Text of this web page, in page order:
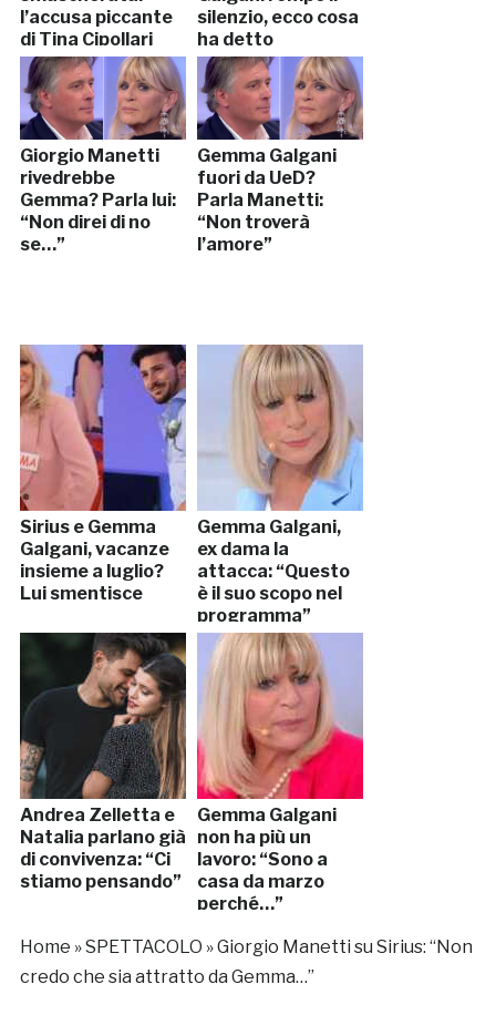
l’accusa piccante
di Tina Cipollari
silenzio, ecco cosa
ha detto
Giorgio Manetti
rivedrebbe
Gemma? Parla lui:
“Non direi di no
se…”
Gemma Galgani
fuori da UeD?
Parla Manetti:
“Non troverà
l’amore”
Sirius e Gemma
Galgani, vacanze
insieme a luglio?
Lui smentisce
Gemma Galgani,
ex dama la
attacca: “Questo
è il suo scopo nel
programma”
Andrea Zelletta e
Natalia parlano già
di convivenza: “Ci
stiamo pensando”
Gemma Galgani
non ha più un
lavoro: “Sono a
casa da marzo
perché…”
Home »SPETTACOLO »Giorgio Manetti su Sirius: “Non
credo che sia attratto da Gemma…”